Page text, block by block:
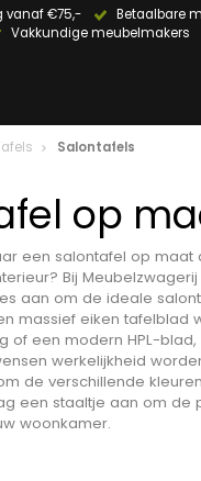
vanaf €75,-
Betaalbare
Vakkundige meubelmakers
Salontafels
op
een salontafel op maat
Bij
aan om de ideale
massief eiken tafelblad
of een modern HPL-
werkelijkheid
de verschillende
een staaltje aan om de
woonkamer.